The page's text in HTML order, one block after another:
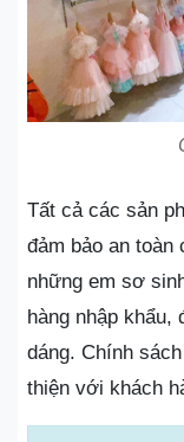
Tất cả các sản
đảm bảo an toàn
những em sơ
hàng nhập khẩu,
dáng. Chính
thiện với khách